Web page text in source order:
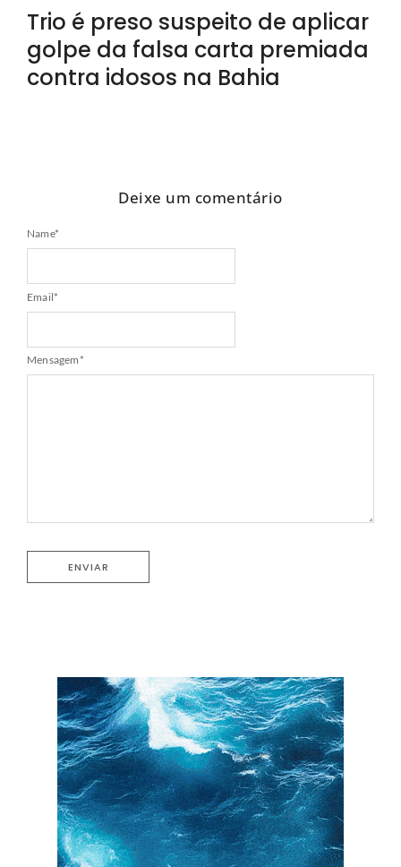
Trio é preso suspeito de aplicar
golpe da falsa carta premiada
contra idosos na Bahia
Deixe um comentário
Name*
Email*